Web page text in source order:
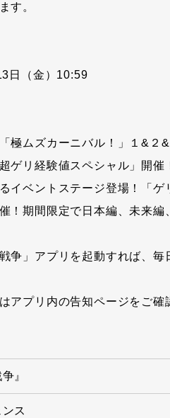
す。
日（金）10:59
極ムズカーニバル！」１&２&
ゲリ経験値スペシャル」開催
イベントステージ登場！「ゲ
！期間限定で日本編、未来編
争」アプリを起動すれば、
アプリ内の告知ページをご確
』
ス